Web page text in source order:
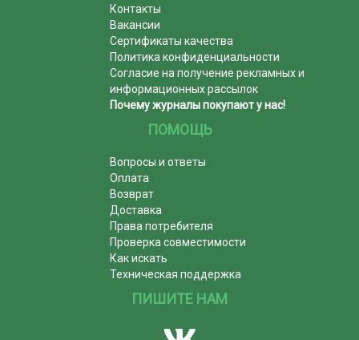
Контакты
Вакансии
Сертификаты качества
Политика конфиденциальности
Согласие на получение рекламных и
информационных рассылок
Почему журналы покупают у нас!
ПОМОЩЬ
Вопросы и ответы
Оплата
Возврат
Доставка
Права потребителя
Проверка совместимости
Как искать
Техническая поддержка
ПИШИТЕ НАМ